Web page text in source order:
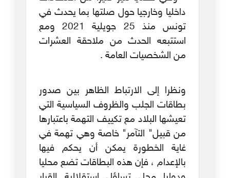
داخليا وخارجيا حول صلتها بما يحدث في
تونس منذ 25 جويلية 2021 ومع
استتبعه الحدث من ملاحقة العشرات
من الشخصيات العامة .
ونظرا إلى الارتباط الظاهر بين صدور
بطاقات الجلب والظروف السياسية التي
تعيشها البلاد مع تكييف التهمة باعتبارها
من قبيل" التآمر" خاصة وهي تهمة في
غاية الخطورة يمكن أن يحكم فيها
بالإعدام ، فإن هذه البطاقات تضع محليا